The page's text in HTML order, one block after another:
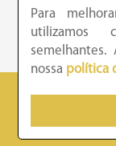
2026 -
Para
utilizamos
nossa política